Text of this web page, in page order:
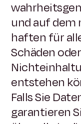
und auf dem
haften für
Schäden
entstehen
Falls Sie
garantieren